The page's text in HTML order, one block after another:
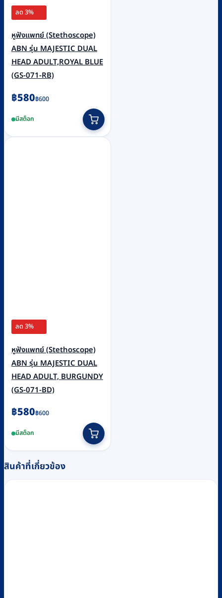
ลด 3%
หูฟังแพทย์ (Stethoscope)
ABN รุ่น MAJESTIC DUAL
HEAD ADULT,ROYAL BLUE
(GS-071-RB)
฿600
Original
was:
฿600.
฿580
Current
is:
฿580.
มีสต็อก
ลด 3%
หูฟังแพทย์ (Stethoscope)
ABN รุ่น MAJESTIC DUAL
HEAD ADULT, BURGUNDY
(GS-071-BD)
฿600
Original
was:
฿600.
฿580
Current
is:
฿580.
มีสต็อก
สินค้าที่เกี่ยวข้อง